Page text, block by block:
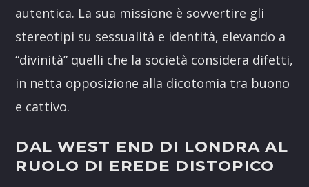
autentica. La sua missione è sovvertire gli
stereotipi su sessualità e identità, elevando a
“divinità” quelli che la società considera difetti,
in netta opposizione alla dicotomia tra buono
e cattivo.
DAL WEST END DI LONDRA AL
RUOLO DI EREDE DISTOPICO